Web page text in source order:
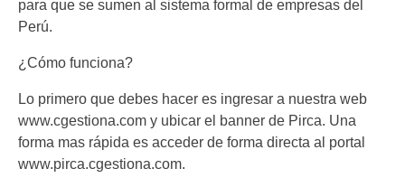
para que se sumen al sistema formal de empresas del
Perú.
¿Cómo funciona?
Lo primero que debes hacer es ingresar a nuestra web
www.cgestiona.com y ubicar el banner de Pirca. Una
forma mas rápida es acceder de forma directa al portal
www.pirca.cgestiona.com.